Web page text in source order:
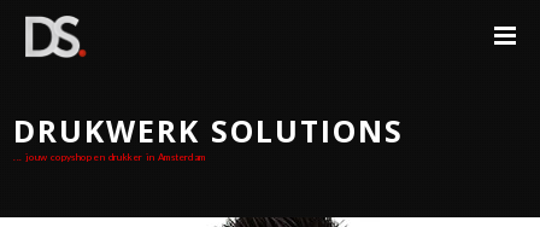
DRUKWERK SOLUTIONS
... jouw copyshop en drukker in Amsterdam